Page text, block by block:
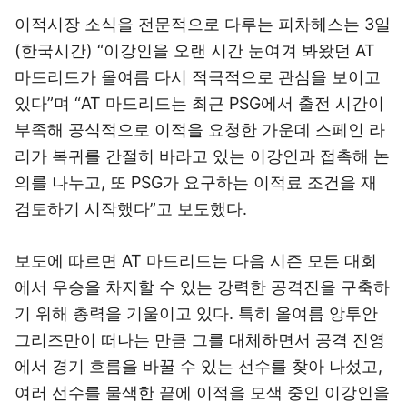
이적시장 소식을 전문적으로 다루는 피차헤스는 3일
(한국시간) “이강인을 오랜 시간 눈여겨 봐왔던 AT
마드리드가 올여름 다시 적극적으로 관심을 보이고
있다”며 “AT 마드리드는 최근 PSG에서 출전 시간이
부족해 공식적으로 이적을 요청한 가운데 스페인 라
리가 복귀를 간절히 바라고 있는 이강인과 접촉해 논
의를 나누고, 또 PSG가 요구하는 이적료 조건을 재
검토하기 시작했다”고 보도했다.
보도에 따르면 AT 마드리드는 다음 시즌 모든 대회
에서 우승을 차지할 수 있는 강력한 공격진을 구축하
기 위해 총력을 기울이고 있다. 특히 올여름 앙투안
그리즈만이 떠나는 만큼 그를 대체하면서 공격 진영
에서 경기 흐름을 바꿀 수 있는 선수를 찾아 나섰고,
여러 선수를 물색한 끝에 이적을 모색 중인 이강인을